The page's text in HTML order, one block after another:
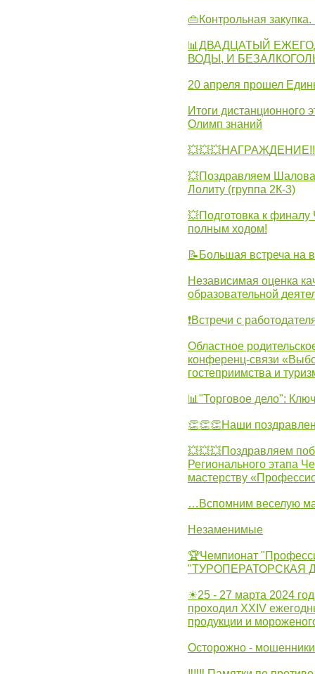
👜Контрольная
📊ДВАДЦАТЫЙ
ВОДЫ, И
20 апреля прошел
Итоги дистанционного
Олимп знаний
💥Поздравляем
Лолиту (группа 2К-3)
💥Подготовка к
полным ходом!
📝Большая встреча на
Независимая оценка
образовательной
❗Встречи с
Областное
конференц-связи
гостеприимства и
📊"Торговое дело":
👏👏👏Наши
💥💥💥Поздравляем
Регионального этапа
мастерству
…Вспомним веселую
Незаменимые
🏆Чемпионат
"ТУРОПЕРАТОРСКАЯ
☀25 - 27 марта 2024
проходил XXIV
продукции и
Осторожно -